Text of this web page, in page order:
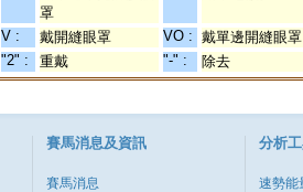
罩
V : 戴開縫眼罩 VO : 戴單邊開縫眼罩
"2" : 重戴 "-" : 除去
賽馬消息及資訊
賽馬消息
分析
速勢能